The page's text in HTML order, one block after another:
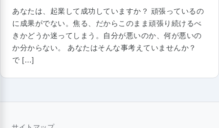
あなたは、起業して成功していますか？ 頑張っているの
に成果がでない。焦る、だからこのまま頑張り続けるべ
きかどうか迷ってしまう。自分が悪いのか、何が悪いの
か分からない。 あなたはそんな事考えていませんか？
で […]